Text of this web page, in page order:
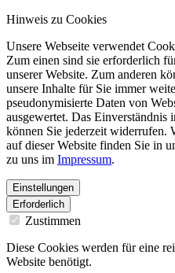
Hinweis zu Cookies
Unsere Webseite verwendet
Zum einen sind sie erforderlich
unserer Website. Zum anderen
unsere Inhalte für Sie immer
pseudonymisierte Daten von
ausgewertet. Das
können Sie jederzeit widerrufen.
auf dieser Website finden Sie in
zu uns im Impressum.
Einstellungen
Erforderlich
Zustimmen
Diese Cookies werden für eine
Website benötigt.